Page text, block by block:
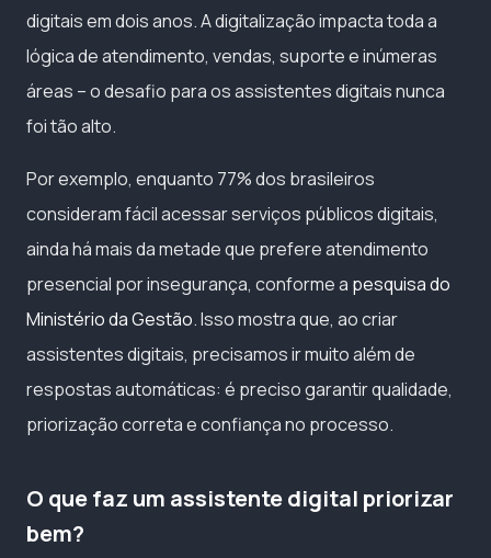
digitais em dois anos. A digitalização impacta toda a
lógica de atendimento, vendas, suporte e inúmeras
áreas – o desafio para os assistentes digitais nunca
foi tão alto.
Por exemplo, enquanto 77% dos brasileiros
consideram fácil acessar serviços públicos digitais,
ainda há mais da metade que prefere atendimento
presencial por insegurança, conforme a pesquisa do
Ministério da Gestão. Isso mostra que, ao criar
assistentes digitais, precisamos ir muito além de
respostas automáticas: é preciso garantir qualidade,
priorização correta e confiança no processo.
O que faz um assistente digital priorizar
bem?